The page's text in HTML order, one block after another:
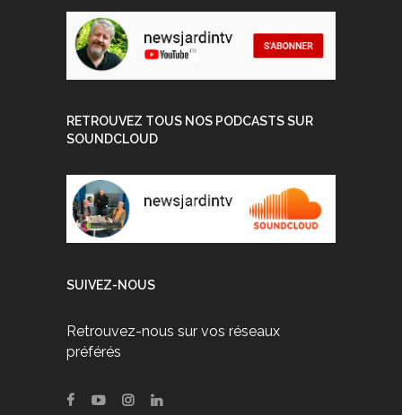
RETROUVEZ TOUS NOS PODCASTS SUR
SOUNDCLOUD
SUIVEZ-NOUS
Retrouvez-nous sur vos réseaux
préférés